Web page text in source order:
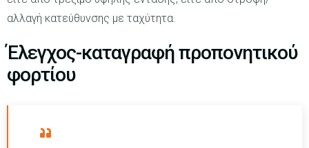
αλλαγή κατεύθυνσης με ταχύτητα.
Έλεγχος-καταγραφή προπονητικού
φορτίου